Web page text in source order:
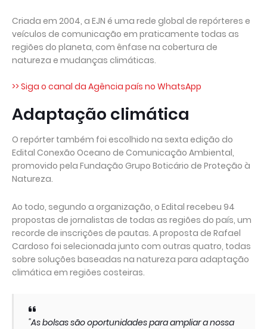
Criada em 2004, a EJN é uma rede global de repórteres e
veículos de comunicação em praticamente todas as
regiões do planeta, com ênfase na cobertura de
natureza e mudanças climáticas.
>> Siga o canal da Agência país no WhatsApp
Adaptação climática
O repórter também foi escolhido na sexta edição do
Edital Conexão Oceano de Comunicação Ambiental,
promovido pela Fundação Grupo Boticário de Proteção à
Natureza.
Ao todo, segundo a organização, o Edital recebeu 94
propostas de jornalistas de todas as regiões do país, um
recorde de inscrições de pautas. A proposta de Rafael
Cardoso foi selecionada junto com outras quatro, todas
sobre soluções baseadas na natureza para adaptação
climática em regiões costeiras.
"As bolsas são oportunidades para ampliar a nossa